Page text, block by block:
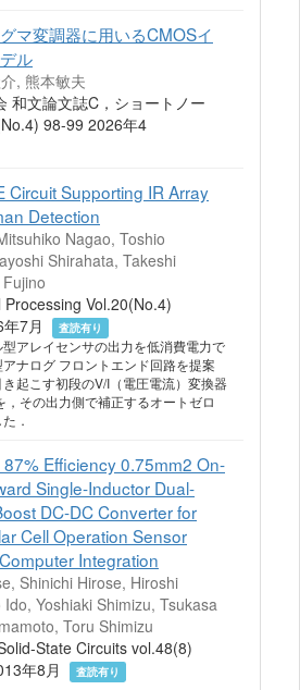
マ変調器に用いるCMOSイ
ル
, 熊本敏夫
和文論文誌C，ショートノー
98-99 2026年4
Circuit Supporting IR Array
Detection
Nagao, Toshio
Shirahata, Takeshi
Vol.20(No.4)
7月
査読有り
アレイセンサの出力を低消費電力で
ナログ フロントエンド回路を提案
起こす初段のV/I（電圧電流）変換器
，その出力側で補正するオートゼロ
．
Efficiency 0.75mm2 On-
Single-Inductor Dual-
DC-DC Converter for
Cell Operation Sensor
Integration
Shinichi Hirose, Hiroshi
Yoshiaki Shimizu, Tsukasa
Toru Shimizu
State Circuits vol.48(8)
年8月
査読有り